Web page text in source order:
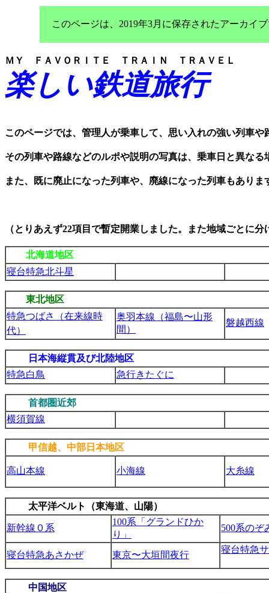
このページは、2019年3月に保存されたアーカイ
ＭＹ ＦＡＶＯＲＩＴＥ ＴＲＡＩＮ ＴＲＡＶＥＬ
楽しい鉄道旅行
このページでは、管理人が乗車して、思い入れの強い列車
その列車や路線などのルポや説明の写真は、乗車日と異なる
また、既に廃止になった列車や、廃線になった列車もありま
（とりあえず22項目で暫定開業しました。また地域ごとに分
北海道地区
寝台特急北斗星
東北地区
特急つばさ（在来線時
代）
奥羽本線（福島〜山形
間）
磐越西線
日本海縦貫及び北陸地区
特急白鳥
急行きたぐに
首都圏近郊
横須賀線
甲信越、中部日本地区
高山本線 小海線 大糸線
太平洋ベルト（東海道、山陽）
新幹線０系
100系「グランドひか
り」
500系のぞ
寝台特急あさかぜ 東京〜大垣間夜行
寝台特急
中国地区